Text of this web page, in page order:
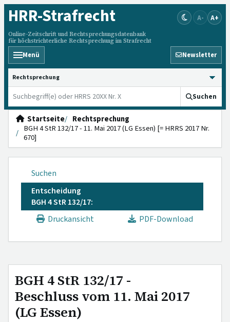
HRR-Strafrecht
Online-Zeitschrift und Rechtsprechungsdatenbank
für höchstrichterliche Rechtsprechung im Strafrecht
A- A+
Menü Newsletter
HRRS durchsuchen
Suchen
Startseite
Rechtsprechung
BGH 4 StR 132/17 - 11. Mai 2017 (LG Essen) [= HRRS 2017 Nr.
670]
Suchen
Entscheidung
BGH 4 StR 132/17:
Druckansicht
PDF-Download
BGH 4 StR 132/17 -
Beschluss vom 11. Mai 2017
(LG Essen)